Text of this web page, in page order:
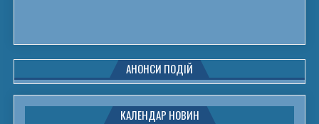
АНОНСИ ПОДІЙ
КАЛЕНДАР НОВИН